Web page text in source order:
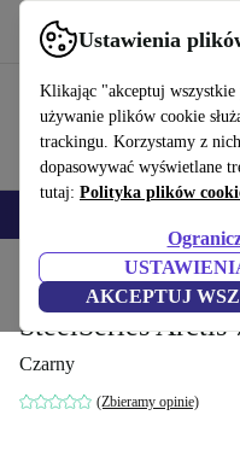
Ustawienia
Klikając "akceptuj
używanie plików cookie
trackingu. Korzystamy z
dopasowywać wyświetlane
tutaj: Polityka plików
AKCEPTUJ
Korzystaj z refurbed szybko i
Produkty Audio
SteelSeries Arctis
Czarny
(Zbieramy opinie)